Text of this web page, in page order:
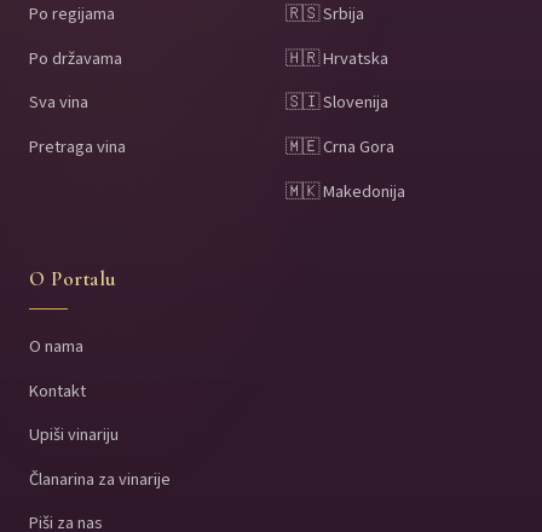
Po regijama
Po državama
Sva vina
Pretraga vina
🇷🇸 Srbija
🇭🇷 Hrvatska
🇸🇮 Slovenija
🇲🇪 Crna Gora
🇲🇰 Makedonija
O Portalu
O nama
Kontakt
Upiši vinariju
Članarina za vinarije
Piši za nas